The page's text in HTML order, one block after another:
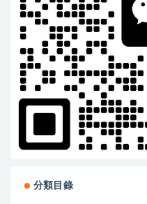
分類目錄